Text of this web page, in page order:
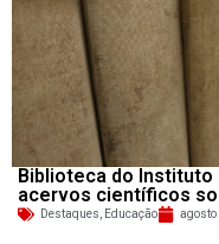
Biblioteca do Instituto
acervos científicos
Destaques, Educação agosto